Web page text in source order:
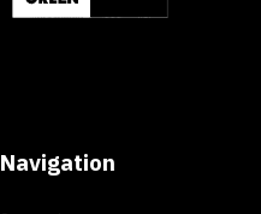
Navigation